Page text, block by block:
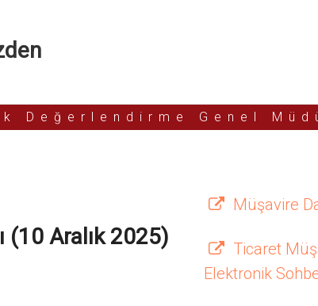
Değerlendirme Genel
(10 Aralık 2025)
Müşavire
Ticaret
Elektronik